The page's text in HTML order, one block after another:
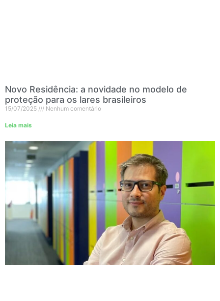
Novo Residência: a novidade no modelo de
proteção para os lares brasileiros
15/07/2025 Nenhum comentário
Leia mais